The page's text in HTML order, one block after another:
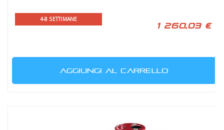
4-8 SETTIMANE
1 260,03 €
AGGIUNGI AL CARRELLO